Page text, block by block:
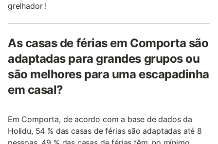
grelhador !
As casas de férias em Comporta são
adaptadas para grandes grupos ou
são melhores para uma escapadinha
em casal?
Em Comporta, de acordo com a base de dados da
Holidu, 54 % das casas de férias são adaptadas até 8